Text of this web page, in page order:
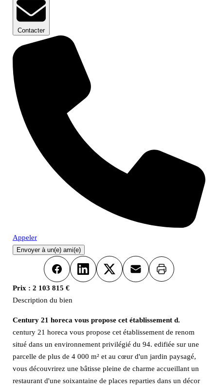
Contacter
Appeler
Envoyer à un(e) ami(e)
FacebookLinkedInX Email Imprimer
Prix : 2 103 815 €
Description du bien
Century 21 horeca vous propose cet établissement d.
century 21 horeca vous propose cet établissement de renom
situé dans un environnement privilégié du 94. edifiée sur une
parcelle de plus de 4 000 m² et au cœur d'un jardin paysagé,
vous découvrirez une bâtisse pleine de charme accueillant un
restaurant d'une soixantaine de places reparties dans un décor